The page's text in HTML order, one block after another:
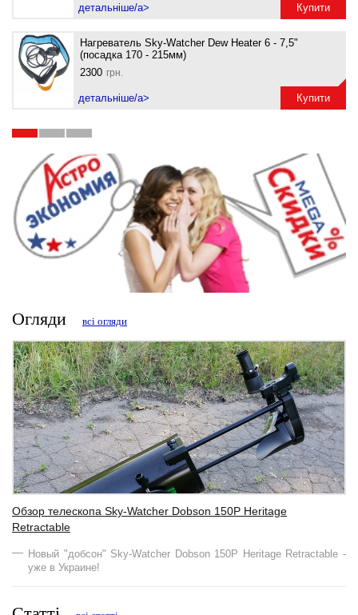
детальніше/a> Купити
Нагреватель Sky-Watcher Dew Heater 6 - 7,5"
(посадка 170 - 215мм)
2300 грн.
детальніше/a> Купити
Огляди всі огляди
Обзор телескопа Sky-Watcher Dobson 150Р Heritage
Retractable
Новый "добсон" Sky-Watcher Dobson 150Р Heritage Retractable -
уже в Украине!